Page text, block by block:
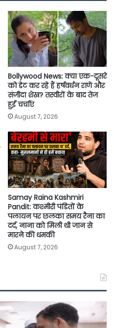
Bollywood News: क्या एक-दूसरे
को डेट कर रहे हैं हर्षवर्धन राणे और
संजीदा शेख? तस्वीरों के बाद तेज
हुईं चर्चाएं
August 7, 2026
Samay Raina Kashmiri
Pandit: कश्मीरी पंडितों के
पलायन पर छलका समय रैना का
दर्द, नाना को मिली थी जान से
मारने की धमकी
August 7, 2026